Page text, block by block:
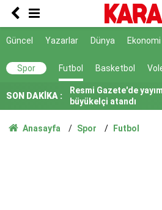
Güncel Yazarlar Dünya Ekonomi
Spor Futbol Basketbol
SON DAKİKA :
caydırıcı hale getirdik
Emniyet Genel
ihdas edildi
büyükelçi atandı
Turhan Çömez
yayımlandı
Anasayfa Spor Futbol